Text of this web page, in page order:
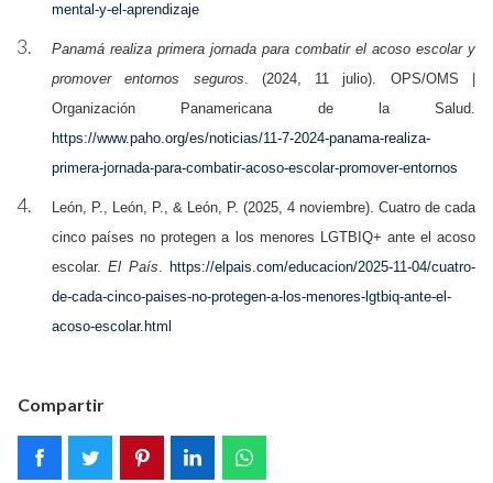
mental-y-el-aprendizaje
Panamá realiza primera jornada para combatir el acoso escolar y
promover entornos seguros. (2024, 11 julio). OPS/OMS |
Organización Panamericana de la Salud.
https://www.paho.org/es/noticias/11-7-2024-panama-realiza-
primera-jornada-para-combatir-acoso-escolar-promover-entornos
León, P., León, P., & León, P. (2025, 4 noviembre). Cuatro de cada
cinco países no protegen a los menores LGTBIQ+ ante el acoso
escolar.El País. https://elpais.com/educacion/2025-11-04/cuatro-
de-cada-cinco-paises-no-protegen-a-los-menores-lgtbiq-ante-el-
acoso-escolar.html
Compartir